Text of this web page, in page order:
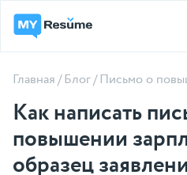
Главная/Блог/Письмо о
Как написать
повышении
образец